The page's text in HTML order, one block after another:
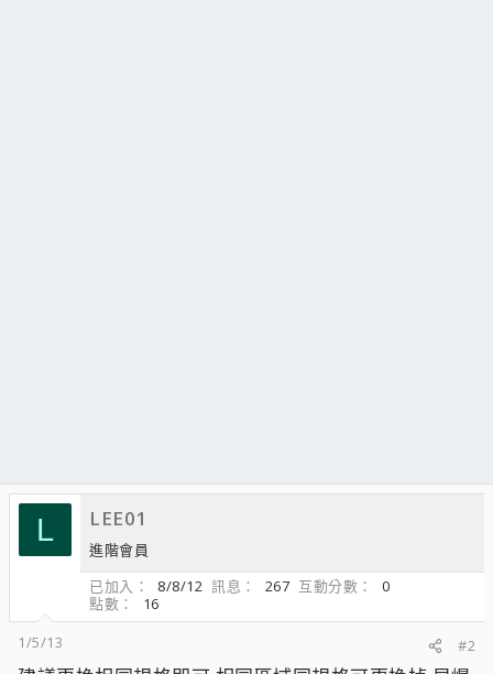
L LEE01
進階會員
已加入
8/8/12 訊息 267 互動分數
0
點數
16
1/5/13
#2